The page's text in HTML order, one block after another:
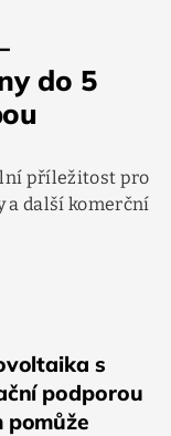
do 5
příležitost pro
a další komerční
s
podporou
pomůže